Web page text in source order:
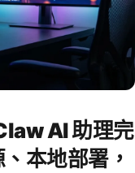
AI 助理完
本地部署，